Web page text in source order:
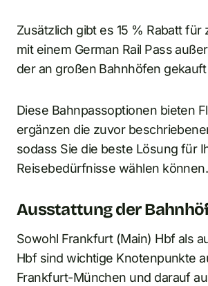
Zusätzlich gibt es 15 % Rabatt für
mit einem German Rail Pass
der an großen Bahnhöfen
Diese Bahnpassoptionen bieten
ergänzen die zuvor
sodass Sie die beste Lösung für
Reisebedürfnisse wählen können.
Ausstattung der
Sowohl Frankfurt (Main) Hbf als
Hbf sind wichtige Knotenpunkte
Frankfurt-München und darauf